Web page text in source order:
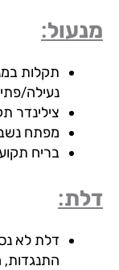
תקלות
נעילה/פתיחה
צילינדר
מפתח נשבר
בריח תקוע:
דלת לא
התנגדות,